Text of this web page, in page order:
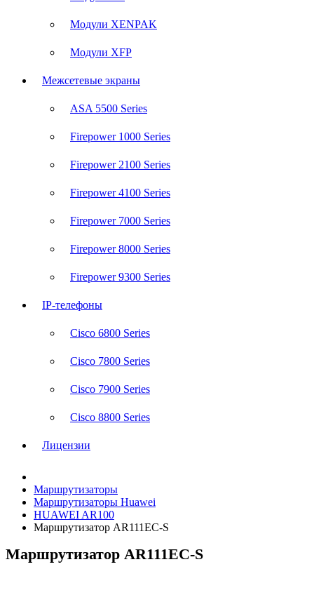
Модули XENPAK
Модули XFP
Межсетевые экраны
ASA 5500 Series
Firepower 1000 Series
Firepower 2100 Series
Firepower 4100 Series
Firepower 7000 Series
Firepower 8000 Series
Firepower 9300 Series
IP-телефоны
Cisco 6800 Series
Cisco 7800 Series
Cisco 7900 Series
Cisco 8800 Series
Лицензии
Маршрутизаторы
Маршрутизаторы Huawei
HUAWEI AR100
Маршрутизатор AR111EC-S
Маршрутизатор AR111EC-S